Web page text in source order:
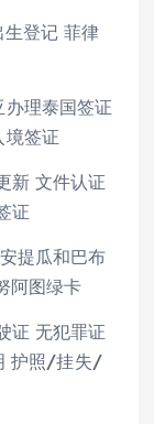
登记 菲律
理泰国签证
境签证
新 文件认证
证
提瓜和巴布
阿图绿卡
证 无犯罪证
护照/挂失/